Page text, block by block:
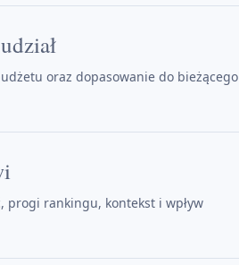
oraz dopasowanie do bieżącego
progi rankingu, kontekst i wpływ